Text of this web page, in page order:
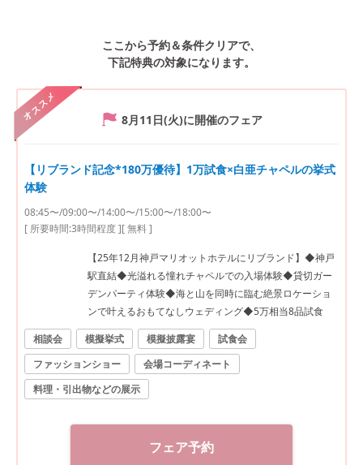
ここから予約＆条件クリアで、
下記特典の対象になります。
オススメ 8月11日(火)に開催のフェア
【リブランド記念*180万優待】1万試食×白亜チャペルの挙式
体験
08:45〜/09:00〜/14:00〜/15:00〜/18:00〜
[ 所要時間:3時間程度][ 無料 ]
【25年12月神戸マリオットホテルにリブランド】◆神戸
駅直結◆光溢れる憧れチャペルでの入場体験◆貸切ガー
デンパーティ体験◆海と山を同時に臨む絶景ロケーショ
ンで叶えるおもてなしウェディング◆5万相当8品試食
相談会
模擬挙式 模擬披露宴
試食会
ファッションショー
会場コーディネート
料理・引出物などの展示
フェア予約